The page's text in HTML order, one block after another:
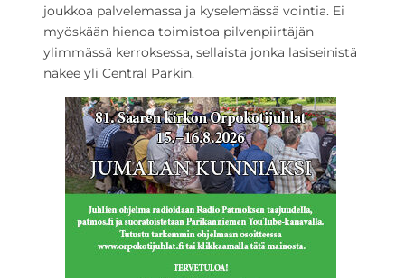
joukkoa palvelemassa ja kyselemässä vointia. Ei
myöskään hienoa toimistoa pilvenpiirtäjän
ylimmässä kerroksessa, sellaista jonka lasiseinistä
näkee yli Central Parkin.